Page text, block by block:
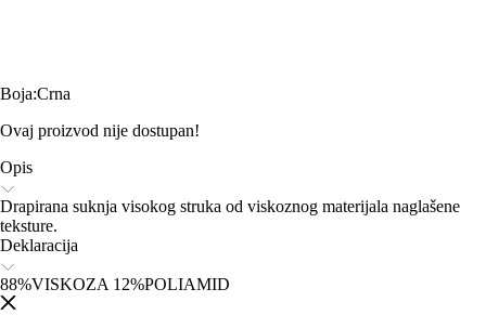
Boja:Crna
Ovaj proizvod nije dostupan!
Opis
Drapirana suknja visokog struka od viskoznog materijala naglašene
teksture.
Deklaracija
88%VISKOZA 12%POLIAMID